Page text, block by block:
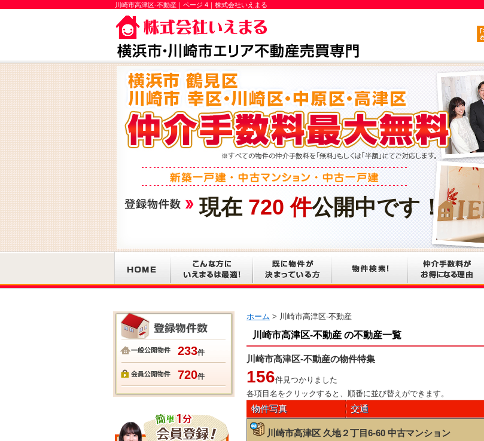
川崎市高津区-不動産｜ページ 4｜株式会社いえまる
現在 720 件公開中です！
ホーム > 川崎市高津区-不動産
川崎市高津区-不動産 の不動産一覧
川崎市高津区-不動産の物件特集
156件見つかりました
各項目名をクリックすると、順番に並び替えができます。
物件写真 交通
川崎市高津区 久地２丁目6-60 中古マンション
233件
720件